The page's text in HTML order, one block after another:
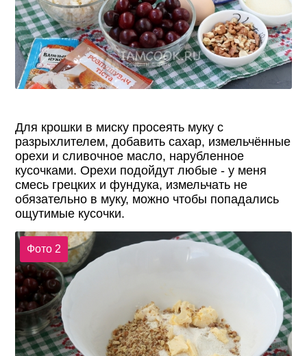
Для крошки в миску просеять муку с
разрыхлителем, добавить сахар, измельчённые
орехи и сливочное масло, нарубленное
кусочками. Орехи подойдут любые - у меня
смесь грецких и фундука, измельчать не
обязательно в муку, можно чтобы попадались
ощутимые кусочки.
Фото 2